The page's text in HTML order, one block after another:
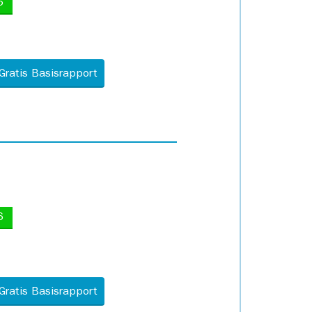
Basisrapport
Basisrapport